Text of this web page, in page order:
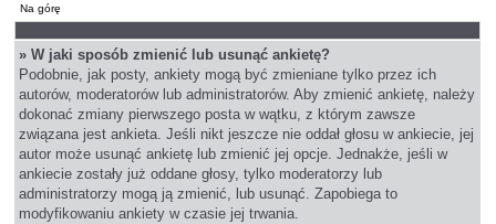
Na górę
» W jaki sposób zmienić lub usunąć ankietę?
Podobnie, jak posty, ankiety mogą być zmieniane tylko przez ich
autorów, moderatorów lub administratorów. Aby zmienić ankietę, należy
dokonać zmiany pierwszego posta w wątku, z którym zawsze
związana jest ankieta. Jeśli nikt jeszcze nie oddał głosu w ankiecie, jej
autor może usunąć ankietę lub zmienić jej opcje. Jednakże, jeśli w
ankiecie zostały już oddane głosy, tylko moderatorzy lub
administratorzy mogą ją zmienić, lub usunąć. Zapobiega to
modyfikowaniu ankiety w czasie jej trwania.